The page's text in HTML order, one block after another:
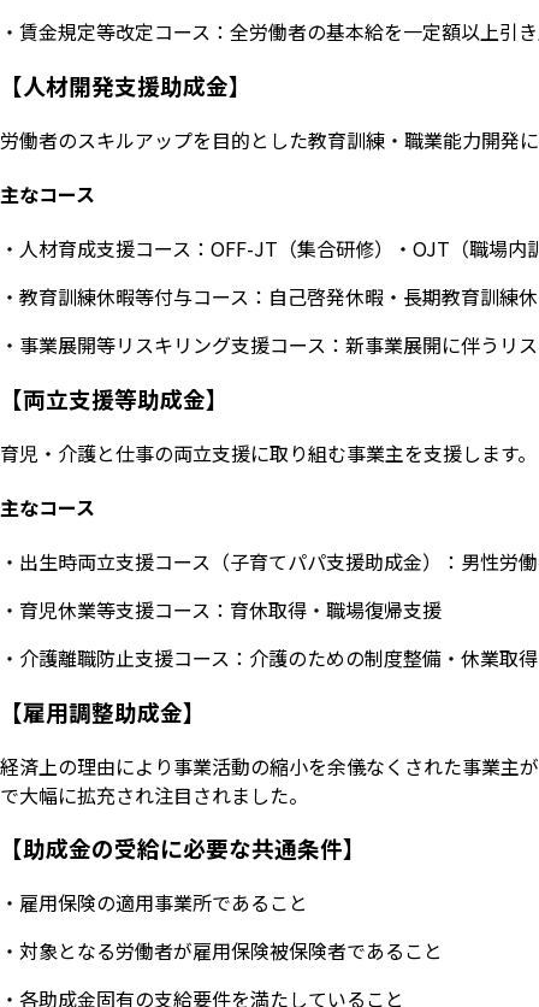
・賃金規定等改定コース：全労働者の基本給を一定額以上引
【人材開発支援助成金】
労働者のスキルアップを目的とした教育訓練・職業能力開発
主なコース
・人材育成支援コース：OFF-JT（集合研修）・OJT（職場
・教育訓練休暇等付与コース：自己啓発休暇・長期教育訓練
・事業展開等リスキリング支援コース：新事業展開に伴うリ
【両立支援等助成金】
育児・介護と仕事の両立支援に取り組む事業主を支援します。
主なコース
・出生時両立支援コース（子育てパパ支援助成金）：男性労
・育児休業等支援コース：育休取得・職場復帰支援
・介護離職防止支援コース：介護のための制度整備・休業取
【雇用調整助成金】
経済上の理由により事業活動の縮小を余儀なくされた事業主
で大幅に拡充され注目されました。
【助成金の受給に必要な共通条件】
・雇用保険の適用事業所であること
・対象となる労働者が雇用保険被保険者であること
・各助成金固有の支給要件を満たしていること